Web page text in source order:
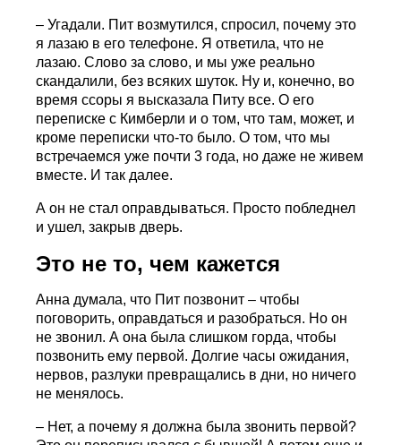
– Угадали. Пит возмутился, спросил, почему это
я лазаю в его телефоне. Я ответила, что не
лазаю. Слово за слово, и мы уже реально
скандалили, без всяких шуток. Ну и, конечно, во
время ссоры я высказала Питу все. О его
переписке с Кимберли и о том, что там, может, и
кроме переписки что-то было. О том, что мы
встречаемся уже почти 3 года, но даже не живем
вместе. И так далее.
А он не стал оправдываться. Просто побледнел
и ушел, закрыв дверь.
Это не то, чем кажется
Анна думала, что Пит позвонит – чтобы
поговорить, оправдаться и разобраться. Но он
не звонил. А она была слишком горда, чтобы
позвонить ему первой. Долгие часы ожидания,
нервов, разлуки превращались в дни, но ничего
не менялось.
– Нет, а почему я должна была звонить первой?